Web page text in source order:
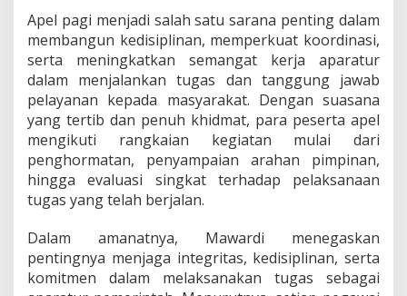
l
i
n
n
P
r
o
f
e
s
o
n
a
l
Apel pagi menjadi salah satu sarana penting dalam
membangun kedisiplinan, memperkuat koordinasi,
serta meningkatkan semangat kerja aparatur
dalam menjalankan tugas dan tanggung jawab
pelayanan kepada masyarakat. Dengan suasana
yang tertib dan penuh khidmat, para peserta apel
mengikuti rangkaian kegiatan mulai dari
penghormatan, penyampaian arahan pimpinan,
hingga evaluasi singkat terhadap pelaksanaan
tugas yang telah berjalan.
Dalam amanatnya, Mawardi menegaskan
pentingnya menjaga integritas, kedisiplinan, serta
komitmen dalam melaksanakan tugas sebagai